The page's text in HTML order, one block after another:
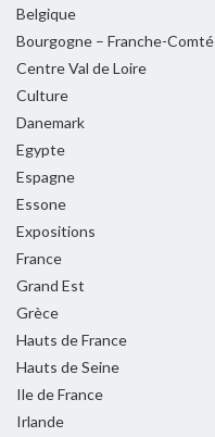
Belgique
Bourgogne – Franche-Comté
Centre Val de Loire
Culture
Danemark
Egypte
Espagne
Essone
Expositions
France
Grand Est
Grèce
Hauts de France
Hauts de Seine
Ile de France
Irlande